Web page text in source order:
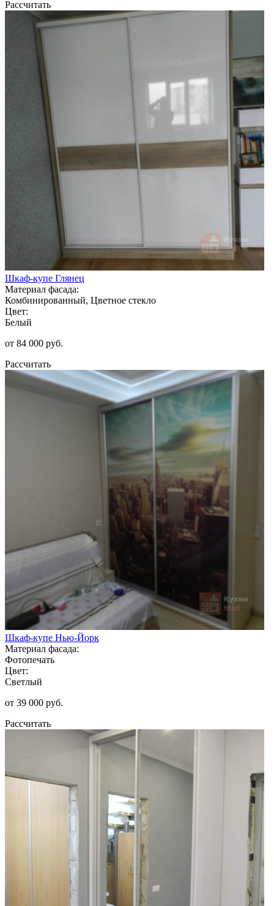
Рассчитать
Шкаф-купе Глянец
Материал фасада:
Комбинированный, Цветное стекло
Цвет:
Белый
от 84 000 руб.
Рассчитать
Шкаф-купе Нью-Йорк
Материал фасада:
Фотопечать
Цвет:
Светлый
от 39 000 руб.
Рассчитать